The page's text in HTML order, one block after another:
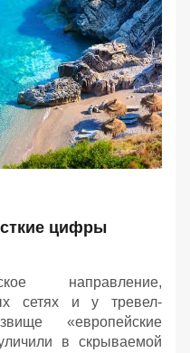
цифры
направление,
сетях и у тревел-
«европейские
в скрываемой